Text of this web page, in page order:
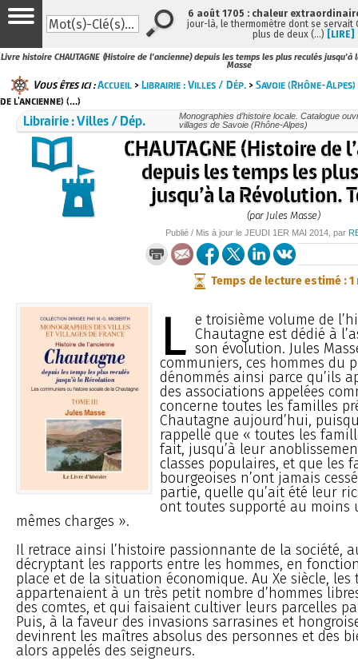
Livre histoire CHAUTAGNE (Histoire de l'ancienne) depuis les temps les plus reculés jusqu'à
Masse
Vous êtes ici :Accueil >Librairie : Villes / Dép. >Savoie (Rhône-Alpes)
de l'ancienne) (…)
Librairie : Villes / Dép.
Monographies d’histoire locale. Catalogue
villages de Savoie (Rhône-Alpes)
CHAUTAGNE (Histoire de
depuis les temps les
jusqu’à la Révolution.
(par Jules Masse)
Publié / Mis à jour leJEUDI 1ER MAI 2014 , par
Temps de lecture estimé : 1
L e troisième volume de
Chautagne est dédié à
son évolution. Jules
communiers, ces hommes du
dénommés ainsi parce qu’ils
des associations appelées
concerne toutes les familles
Chautagne aujourd’hui,
rappelle que « toutes les
fait, jusqu’à leur
classes populaires, et que les
bourgeoises n’ont jamais
partie, quelle qu’ait été leur
ont toutes supporté au moins
mêmes charges ».
Il retrace ainsi l’histoire passionnante de la société,
décryptant les rapports entre les hommes, en
place et de la situation économique. Au Xe siècle, les
appartenaient à un très petit nombre d’hommes
des comtes, et qui faisaient cultiver leurs parcelles
Puis, à la faveur des invasions sarrasines et
devinrent les maîtres absolus des personnes et des
alors appelés des seigneurs.
6 août 1705 : chaleur
jour-là, le thermomètre dont se servait
plus de deux (…) [LIRE]